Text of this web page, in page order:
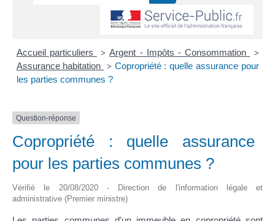
Accueil particuliers > Argent - Impôts - Consommation >
Assurance habitation > Copropriété : quelle assurance pour
les parties communes ?
Question-réponse
Copropriété : quelle assurance
pour les parties communes ?
Vérifié le 20/08/2020 - Direction de l'information légale et
administrative (Premier ministre)